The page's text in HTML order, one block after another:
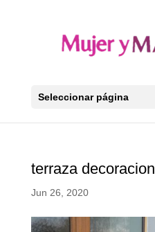
Seleccionar página
terraza decoracion
Jun 26, 2020